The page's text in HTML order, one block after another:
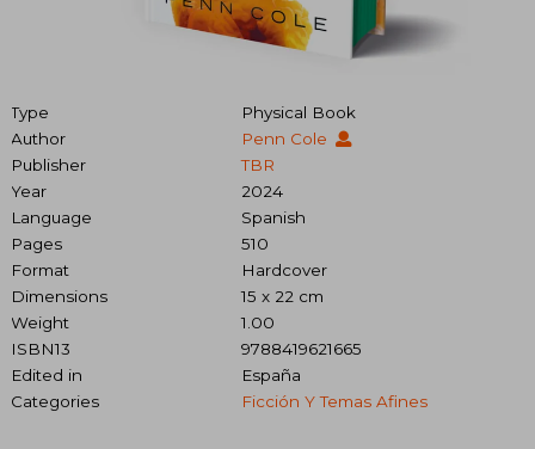
Type
Physical Book
Author
Penn Cole
Publisher
TBR
Year
2024
Language
Spanish
Pages
510
Format
Hardcover
Dimensions
15 x 22 cm
Weight
1.00
ISBN13
9788419621665
Edited in
España
Categories
Ficción Y Temas Afines